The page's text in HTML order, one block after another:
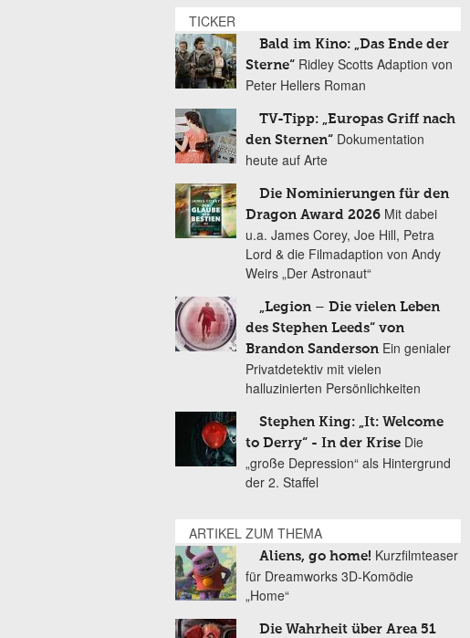
TICKER
Bald im Kino: „Das Ende der
Sterne“ Ridley Scotts Adaption von
Peter Hellers Roman
TV-Tipp: „Europas Griff nach
den Sternen“ Dokumentation
heute auf Arte
Die Nominierungen für den
Dragon Award 2026 Mit dabei
u.a. James Corey, Joe Hill, Petra
Lord & die Filmadaption von Andy
Weirs „Der Astronaut“
„Legion – Die vielen Leben
des Stephen Leeds“ von
Brandon Sanderson Ein genialer
Privatdetektiv mit vielen
halluzinierten Persönlichkeiten
Stephen King: „It: Welcome
to Derry“ - In der Krise Die
„große Depression“ als Hintergrund
der 2. Staffel
ARTIKEL ZUM THEMA
Aliens, go home! Kurzfilmteaser
für Dreamworks 3D-Komödie
„Home“
Die Wahrheit über Area 51